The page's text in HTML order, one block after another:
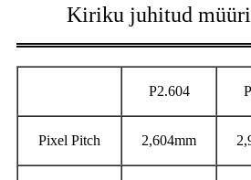
Kiriku juhitud müüri
P2.604
Pixel Pitch 2,604mm